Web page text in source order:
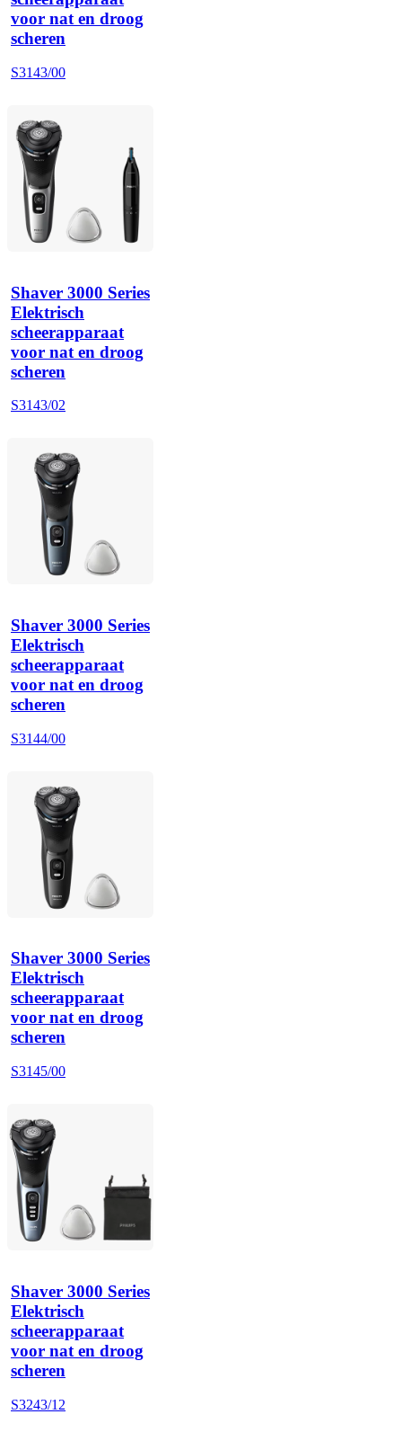
voor nat en droog
scheren
S3143/00
Shaver 3000 Series
Elektrisch
scheerapparaat
voor nat en droog
scheren
S3143/02
Shaver 3000 Series
Elektrisch
scheerapparaat
voor nat en droog
scheren
S3144/00
Shaver 3000 Series
Elektrisch
scheerapparaat
voor nat en droog
scheren
S3145/00
Shaver 3000 Series
Elektrisch
scheerapparaat
voor nat en droog
scheren
S3243/12